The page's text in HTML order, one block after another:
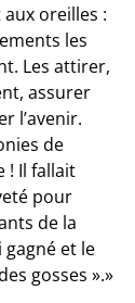
oreilles :
les
Les attirer,
assurer
l’avenir.
de
! Il fallait
pour
de la
et le
gosses ».»